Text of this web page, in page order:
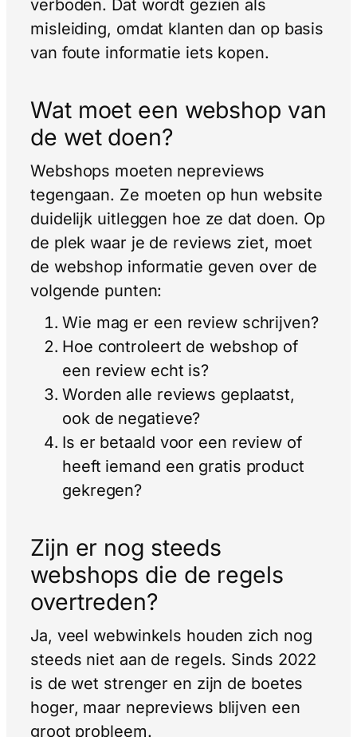
verboden. Dat wordt gezien als
misleiding, omdat klanten dan op basis
van foute informatie iets kopen.
Wat moet een webshop van
de wet doen?
Webshops moeten nepreviews
tegengaan. Ze moeten op hun website
duidelijk uitleggen hoe ze dat doen. Op
de plek waar je de reviews ziet, moet
de webshop informatie geven over de
volgende punten:
Wie mag er een review schrijven?
Hoe controleert de webshop of
een review echt is?
Worden alle reviews geplaatst,
ook de negatieve?
Is er betaald voor een review of
heeft iemand een gratis product
gekregen?
Zijn er nog steeds
webshops die de regels
overtreden?
Ja, veel webwinkels houden zich nog
steeds niet aan de regels. Sinds 2022
is de wet strenger en zijn de boetes
hoger, maar nepreviews blijven een
groot probleem.